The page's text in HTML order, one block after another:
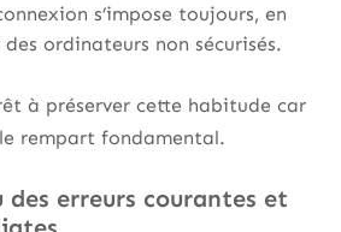
s’impose toujours, en
ordinateurs non sécurisés.
à préserver cette habitude car
rempart fondamental.
des erreurs courantes et